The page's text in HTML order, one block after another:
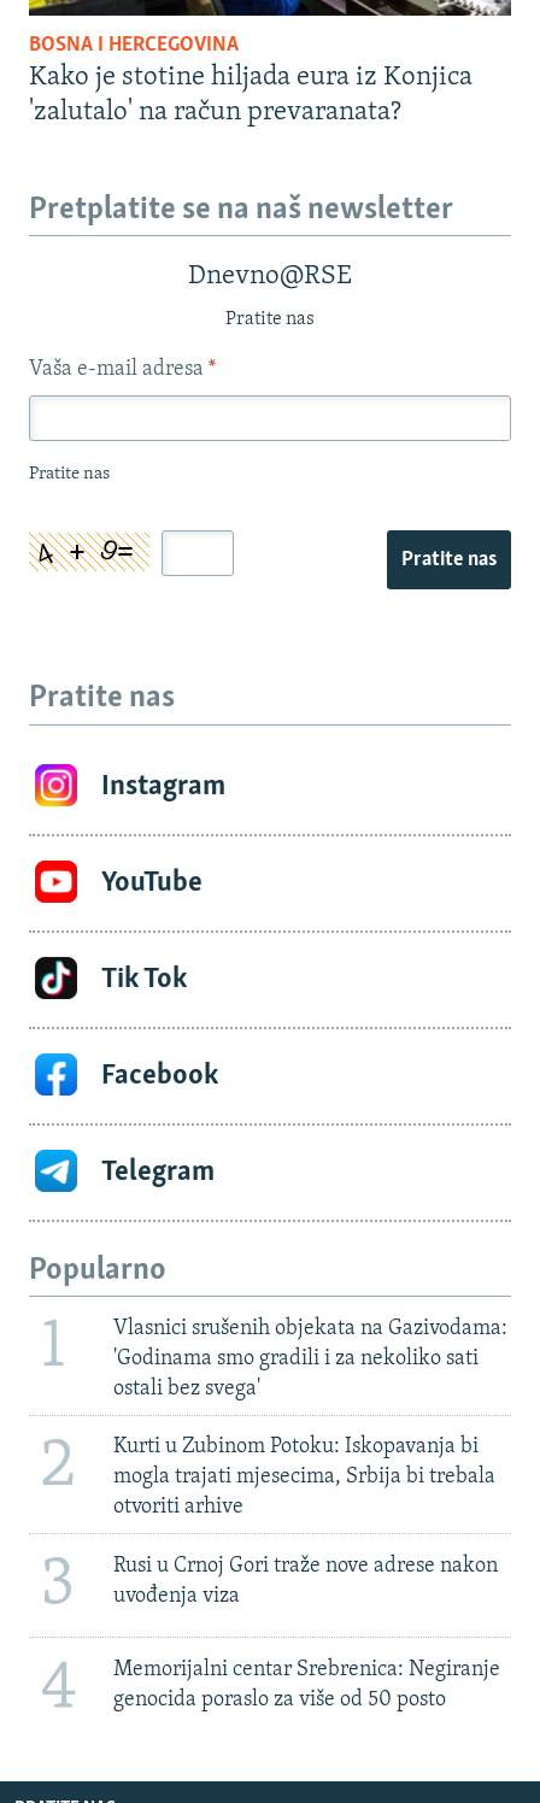
BOSNA I HERCEGOVINA
Kako je stotine hiljada eura iz Konjica
'zalutalo' na račun prevaranata?
Pretplatite se na naš newsletter
Dnevno@RSE
Pratite nas
Vaša e-mail adresa *
Pratite nas
Pratite nas
Pratite nas
Instagram
YouTube
Tik Tok
Facebook
Telegram
Popularno
1
Vlasnici srušenih objekata na Gazivodama:
'Godinama smo gradili i za nekoliko sati
ostali bez svega'
2
Kurti u Zubinom Potoku: Iskopavanja bi
mogla trajati mjesecima, Srbija bi trebala
otvoriti arhive
3
Rusi u Crnoj Gori traže nove adrese nakon
uvođenja viza
4
Memorijalni centar Srebrenica: Negiranje
genocida poraslo za više od 50 posto